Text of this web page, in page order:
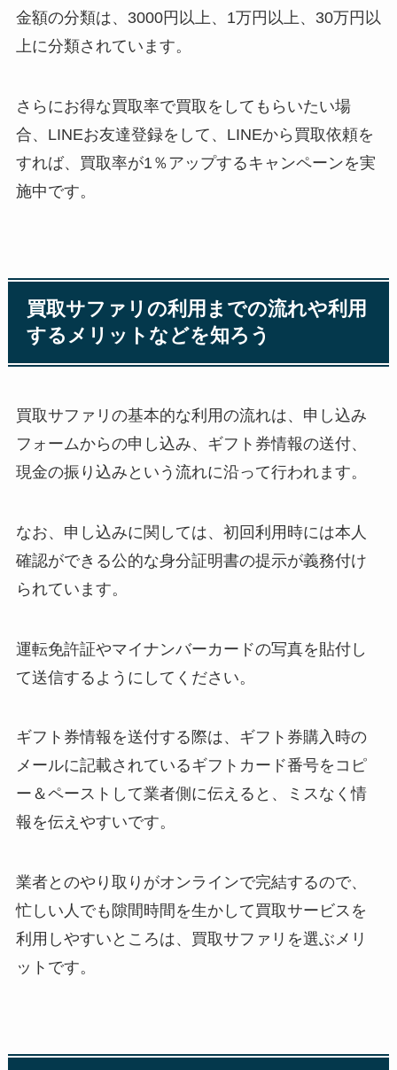
金額の分類は、3000円以上、1万円以上、30万円以
上に分類されています。
さらにお得な買取率で買取をしてもらいたい場
合、LINEお友達登録をして、LINEから買取依頼を
すれば、買取率が1％アップするキャンペーンを実
施中です。
買取サファリの利用までの流れや利用
するメリットなどを知ろう
買取サファリの基本的な利用の流れは、申し込み
フォームからの申し込み、ギフト券情報の送付、
現金の振り込みという流れに沿って行われます。
なお、申し込みに関しては、初回利用時には本人
確認ができる公的な身分証明書の提示が義務付け
られています。
運転免許証やマイナンバーカードの写真を貼付し
て送信するようにしてください。
ギフト券情報を送付する際は、ギフト券購入時の
メールに記載されているギフトカード番号をコピ
ー＆ペーストして業者側に伝えると、ミスなく情
報を伝えやすいです。
業者とのやり取りがオンラインで完結するので、
忙しい人でも隙間時間を生かして買取サービスを
利用しやすいところは、買取サファリを選ぶメリ
ットです。